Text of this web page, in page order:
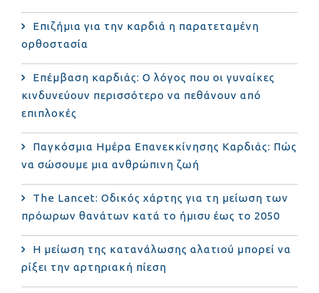
Επιζήμια για την καρδιά η παρατεταμένη
ορθοστασία
Επέμβαση καρδιάς: Ο λόγος που οι γυναίκες
κινδυνεύουν περισσότερο να πεθάνουν από
επιπλοκές
Παγκόσμια Ημέρα Επανεκκίνησης Καρδιάς: Πώς
να σώσουμε μια ανθρώπινη ζωή
The Lancet: Οδικός χάρτης για τη μείωση των
πρόωρων θανάτων κατά το ήμισυ έως το 2050
Η μείωση της κατανάλωσης αλατιού μπορεί να
ρίξει την αρτηριακή πίεση